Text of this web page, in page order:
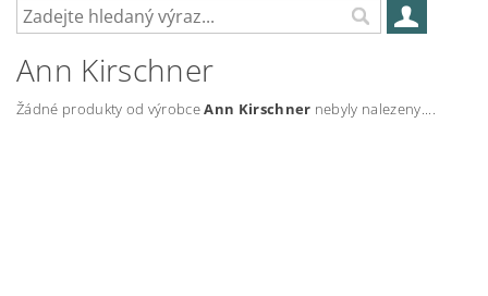
Ann Kirschner
Žádné produkty od výrobceAnn Kirschner nebyly nalezeny....